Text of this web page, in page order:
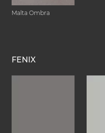
Malta Ombra
FENIX